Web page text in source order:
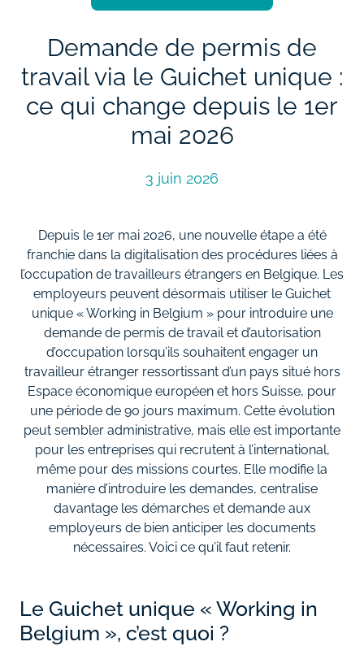
Demande de permis de
travail via le Guichet unique :
ce qui change depuis le 1er
mai 2026
3 juin 2026
Depuis le 1er mai 2026, une nouvelle étape a été
franchie dans la digitalisation des procédures liées à
l’occupation de travailleurs étrangers en Belgique. Les
employeurs peuvent désormais utiliser le Guichet
unique « Working in Belgium » pour introduire une
demande de permis de travail et d’autorisation
d’occupation lorsqu’ils souhaitent engager un
travailleur étranger ressortissant d’un pays situé hors
Espace économique européen et hors Suisse, pour
une période de 90 jours maximum. Cette évolution
peut sembler administrative, mais elle est importante
pour les entreprises qui recrutent à l’international,
même pour des missions courtes. Elle modifie la
manière d’introduire les demandes, centralise
davantage les démarches et demande aux
employeurs de bien anticiper les documents
nécessaires. Voici ce qu’il faut retenir.
Le Guichet unique « Working in
Belgium », c’est quoi ?